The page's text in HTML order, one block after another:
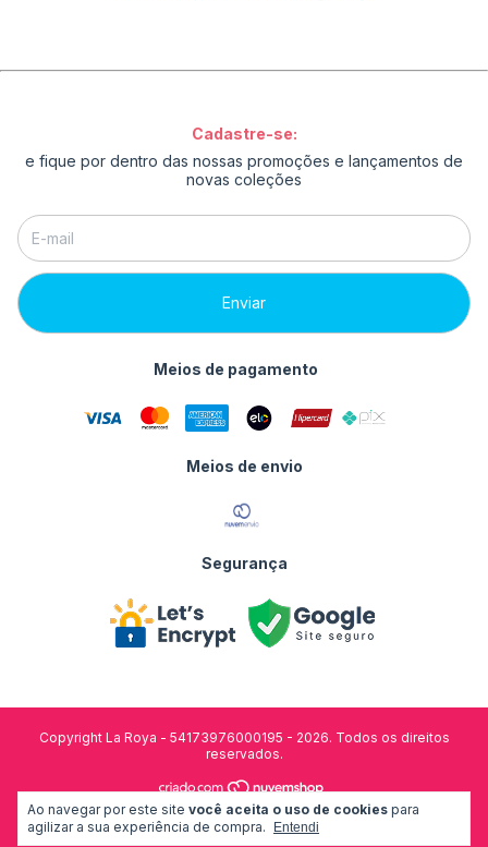
Ao navegar por este site você aceita o uso de cookies para
agilizar a sua experiência de compra.
Entendi
Cadastre-se:
e fique por dentro das nossas promoções e lançamentos de
novas coleções
Meios de pagamento
Meios de envio
Segurança
Copyright La Roya - 54173976000195 - 2026. Todos os direitos
reservados.
desenvolvido por: